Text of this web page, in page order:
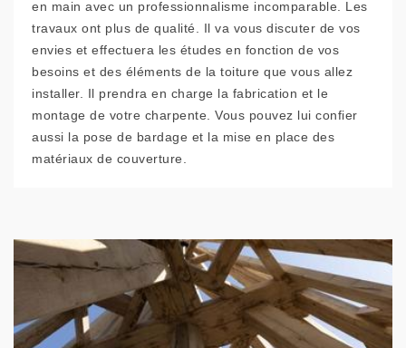
en main avec un professionnalisme incomparable. Les
travaux ont plus de qualité. Il va vous discuter de vos
envies et effectuera les études en fonction de vos
besoins et des éléments de la toiture que vous allez
installer. Il prendra en charge la fabrication et le
montage de votre charpente. Vous pouvez lui confier
aussi la pose de bardage et la mise en place des
matériaux de couverture.